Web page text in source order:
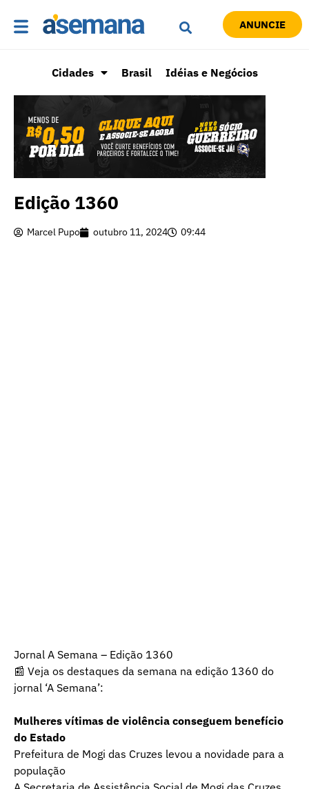
ANUNCIE
Cidades Brasil Idéias e Negócios
Edição 1360
Marcel Pupo outubro 11, 2024 09:44
Jornal A Semana – Edição 1360
📰 Veja os destaques da semana na edição 1360 do
jornal ‘A Semana’:
Mulheres vítimas de violência conseguem benefício
do Estado
Prefeitura de Mogi das Cruzes levou a novidade para a
população